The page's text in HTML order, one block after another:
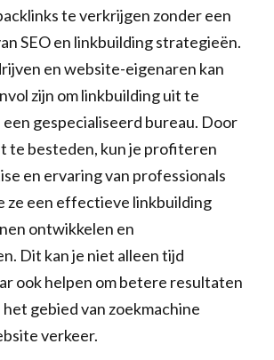
te verkrijgen zonder een
SEO en linkbuilding strategieën.
en website-eigenaren kan
zijn om linkbuilding uit te
een gespecialiseerd bureau. Door
te besteden, kun je profiteren
en ervaring van professionals
ze een effectieve linkbuilding
ontwikkelen en
Dit kan je niet alleen tijd
ook helpen om betere resultaten
gebied van zoekmachine
verkeer.